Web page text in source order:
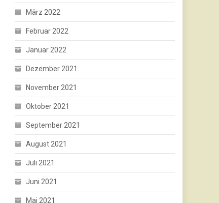
März 2022
Februar 2022
Januar 2022
Dezember 2021
November 2021
Oktober 2021
September 2021
August 2021
Juli 2021
Juni 2021
Mai 2021